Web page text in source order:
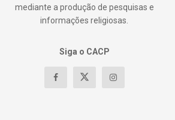
mediante a produção de pesquisas e
informações religiosas.
Siga o CACP